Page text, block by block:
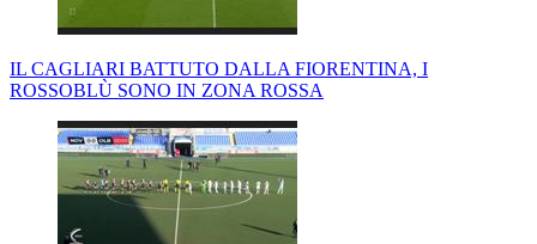
IL CAGLIARI BATTUTO DALLA FIORENTINA, I
ROSSOBLÙ SONO IN ZONA ROSSA